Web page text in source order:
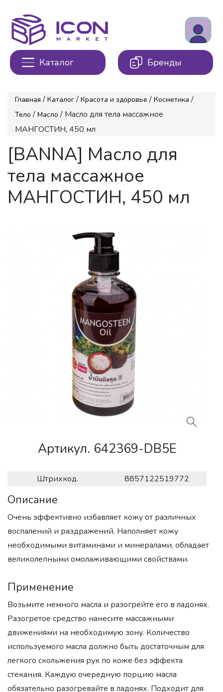
Каталог Бренды
Главная / Каталог / Красота и здоровье / Косметика /
Тело / Масло / Масло для тела массажное
МАНГОСТИН, 450 мл
[BANNA] Масло для
тела массажное
МАНГОСТИН, 450 мл
Артикул. 642369-DB5E
Штрихкод. 8857122519772
Описание
Очень эффективно избавляет кожу от различных
воспалений и раздражений. Наполняет кожу
необходимыми витаминами и минералами, обладает
великолепными омолаживающими свойствами.
Применение
Возьмите немного масла и разогрейте его в ладонях.
Разогретое средство нанесите массажными
движениями на необходимую зону. Количество
используемого масла должно быть достаточным для
легкого скольжения рук по коже без эффекта
стекания. Каждую очередную порцию масла
обязательно разогревайте в ладонях. Подходит для